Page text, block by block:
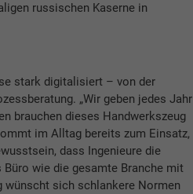
russischen Kaserne in
stark digitalisiert – von der
„Wir geben jedes Jahr
brauchen dieses Handwerkszeug
im Alltag bereits zum Einsatz,
dass Ingenieure die
wie die gesamte Branche mit
wünscht sich schlankere Normen